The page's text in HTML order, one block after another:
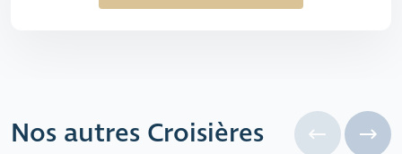
Nos autres Croisières